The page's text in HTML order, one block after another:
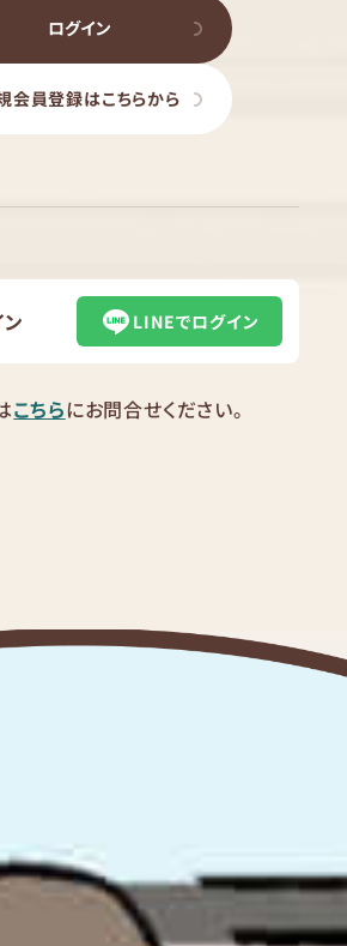
ログイン
会員登録はこちらから
LINEでログイン
こちらにお問合せください。